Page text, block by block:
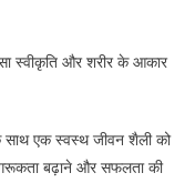
स्वीकृति और शरीर के आकार
साथ एक स्वस्थ जीवन शैली को
बढ़ाने और सफलता की